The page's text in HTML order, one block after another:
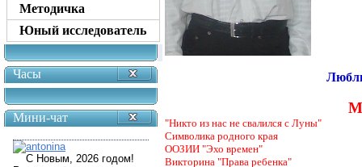
Методичка
Юный исследователь
Часы
Мини-чат
"Никто из нас не свалился с Луны"
Символика родного края
ООЗИИ "Эхо времен"
Викторина "Права ребенка"